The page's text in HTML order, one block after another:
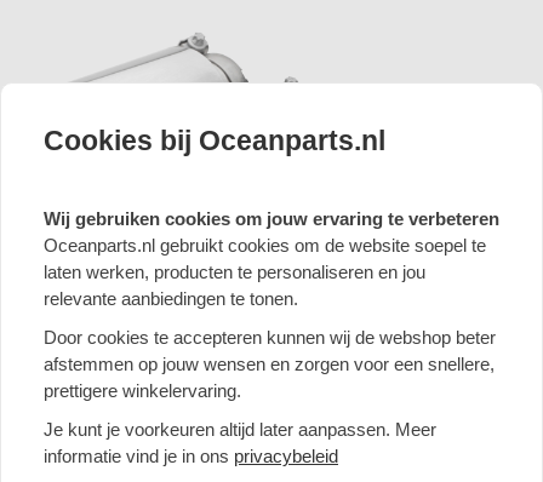
0046 70CSR: links/rechts 2x Ø 102 mm carbon "afgeschuind"
Cookies bij Oceanparts.nl
Wij gebruiken cookies om jouw ervaring te verbeteren
Oceanparts.nl gebruikt cookies om de website soepel te
laten werken, producten te personaliseren en jou
relevante aanbiedingen te tonen.
Door cookies te accepteren kunnen wij de webshop beter
afstemmen op jouw wensen en zorgen voor een snellere,
prettigere winkelervaring.
Je kunt je voorkeuren altijd later aanpassen. Meer
informatie vind je in ons privacybeleid